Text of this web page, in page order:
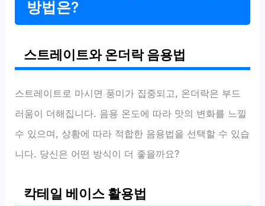
방법은?
스트레이트와 온더락 음용법
스트레이트로 마시면 풍미가 집중되고, 온더락은 부드
러움이 더해집니다. 음용 온도에 따라 맛의 변화를 느낄
수 있으며, 상황에 따라 적합한 음용법을 선택할 수 있습
니다. 당신은 어떤 방식이 더 좋을까요?
칵테일 베이스 활용법